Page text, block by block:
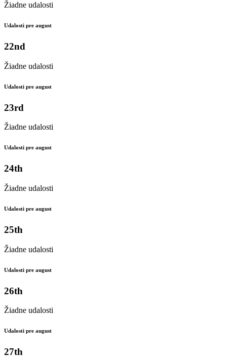
Žiadne udalosti
Udalosti pre august
22nd
Žiadne udalosti
Udalosti pre august
23rd
Žiadne udalosti
Udalosti pre august
24th
Žiadne udalosti
Udalosti pre august
25th
Žiadne udalosti
Udalosti pre august
26th
Žiadne udalosti
Udalosti pre august
27th